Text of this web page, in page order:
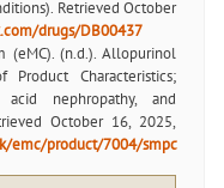
Retrieved October
drugs/DB00437
(eMC). (n.d.). Allopurinol
Characteristics;
nephropathy, and
October 16, 2025,
emc/product/7004/smpc